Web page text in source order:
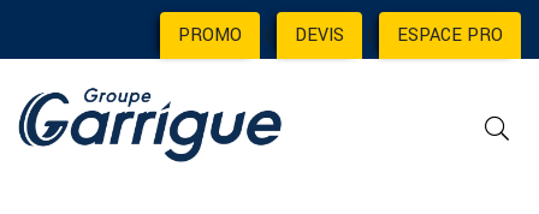
PROMO | DEVIS | ESPACE PRO